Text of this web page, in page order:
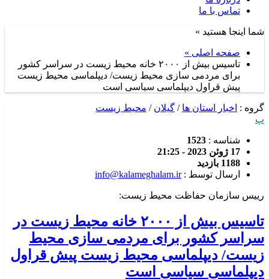
تماس با ما
شما اینجا هستید »
صفحه اصلی »
تاسیس بیش از ۲۰۰۰ خانه محیط زیست در سراسر کشور
برای مردمی سازی محیط زیست/ دیپلماسی محیط زیست
پیش قراول دیپلماسی سیاسی است
گروه : اخبار استان ها / گیلان / محیط زیست
پ
شناسه : 1523
17 ژوئن 2023 - 21:25
1188 بازدید
ارسال توسط :info@kalameghalam.ir
رییس سازمان حفاظت محیط زیست:
تاسیس بیش از ۲۰۰۰ خانه محیط زیست در
سراسر کشور برای مردمی سازی محیط
زیست/ دیپلماسی محیط زیست پیش قراول
دیپلماسی سیاسی است